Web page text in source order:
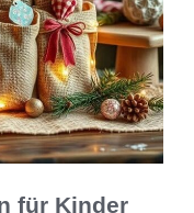
für Kinder